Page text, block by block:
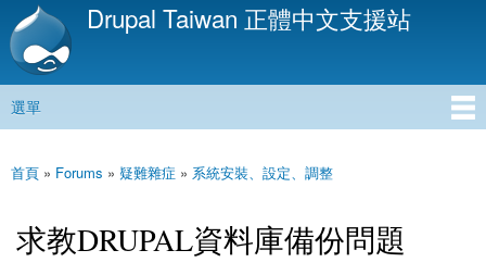
移
內
Drupal Taiwan 正體中文支援站
主選單
選單
您在這裡
首頁 » Forums » 疑難雜症 » 系統安裝、設定、調整
求教DRUPAL資料庫備份問題